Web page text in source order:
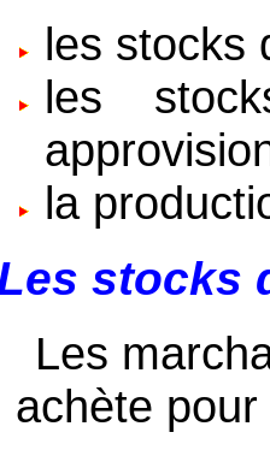
les stocks
les
la
stocks
Les
achète